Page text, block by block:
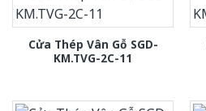
Cửa Thép Vân Gỗ SGD-
KM.TVG-2C-11